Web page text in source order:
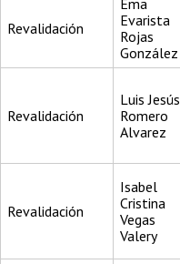
Revalidación
Ema
Evarista
Rojas
González
Revalidación
Luis Jesús
Romero
Alvarez
Revalidación
Isabel
Cristina
Vegas
Valery